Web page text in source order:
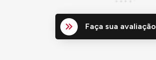
Faça sua avaliação